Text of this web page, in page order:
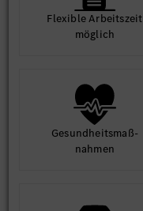
Flexible Arbeits­zeit
möglich
Gesund­heits­maß­
nahmen